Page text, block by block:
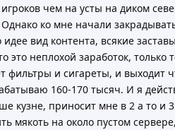
чем на усты на диком
ко мне начали
вид контента, всякие
это неплохой заработок,
фильтры и сигареты, и выходит
160-170 тысяч. И я
кузне, приносит мне в 2 а то
мякоть на около пустом